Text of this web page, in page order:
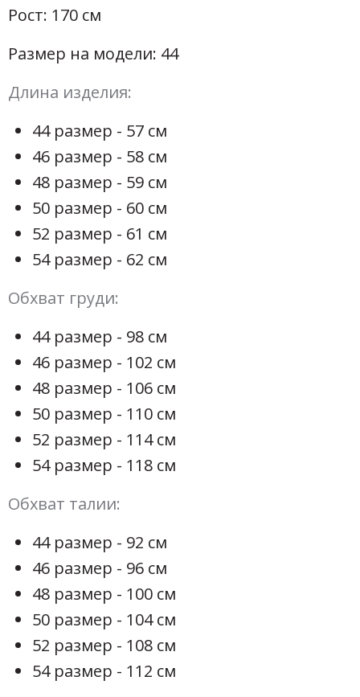
Рост: 170 см
Размер на модели: 44
Длина изделия:
44 размер - 57 см
46 размер - 58 см
48 размер - 59 см
50 размер - 60 см
52 размер - 61 см
54 размер - 62 см
Обхват груди:
44 размер - 98 см
46 размер - 102 см
48 размер - 106 см
50 размер - 110 см
52 размер - 114 см
54 размер - 118 см
Обхват талии:
44 размер - 92 см
46 размер - 96 см
48 размер - 100 см
50 размер - 104 см
52 размер - 108 см
54 размер - 112 см